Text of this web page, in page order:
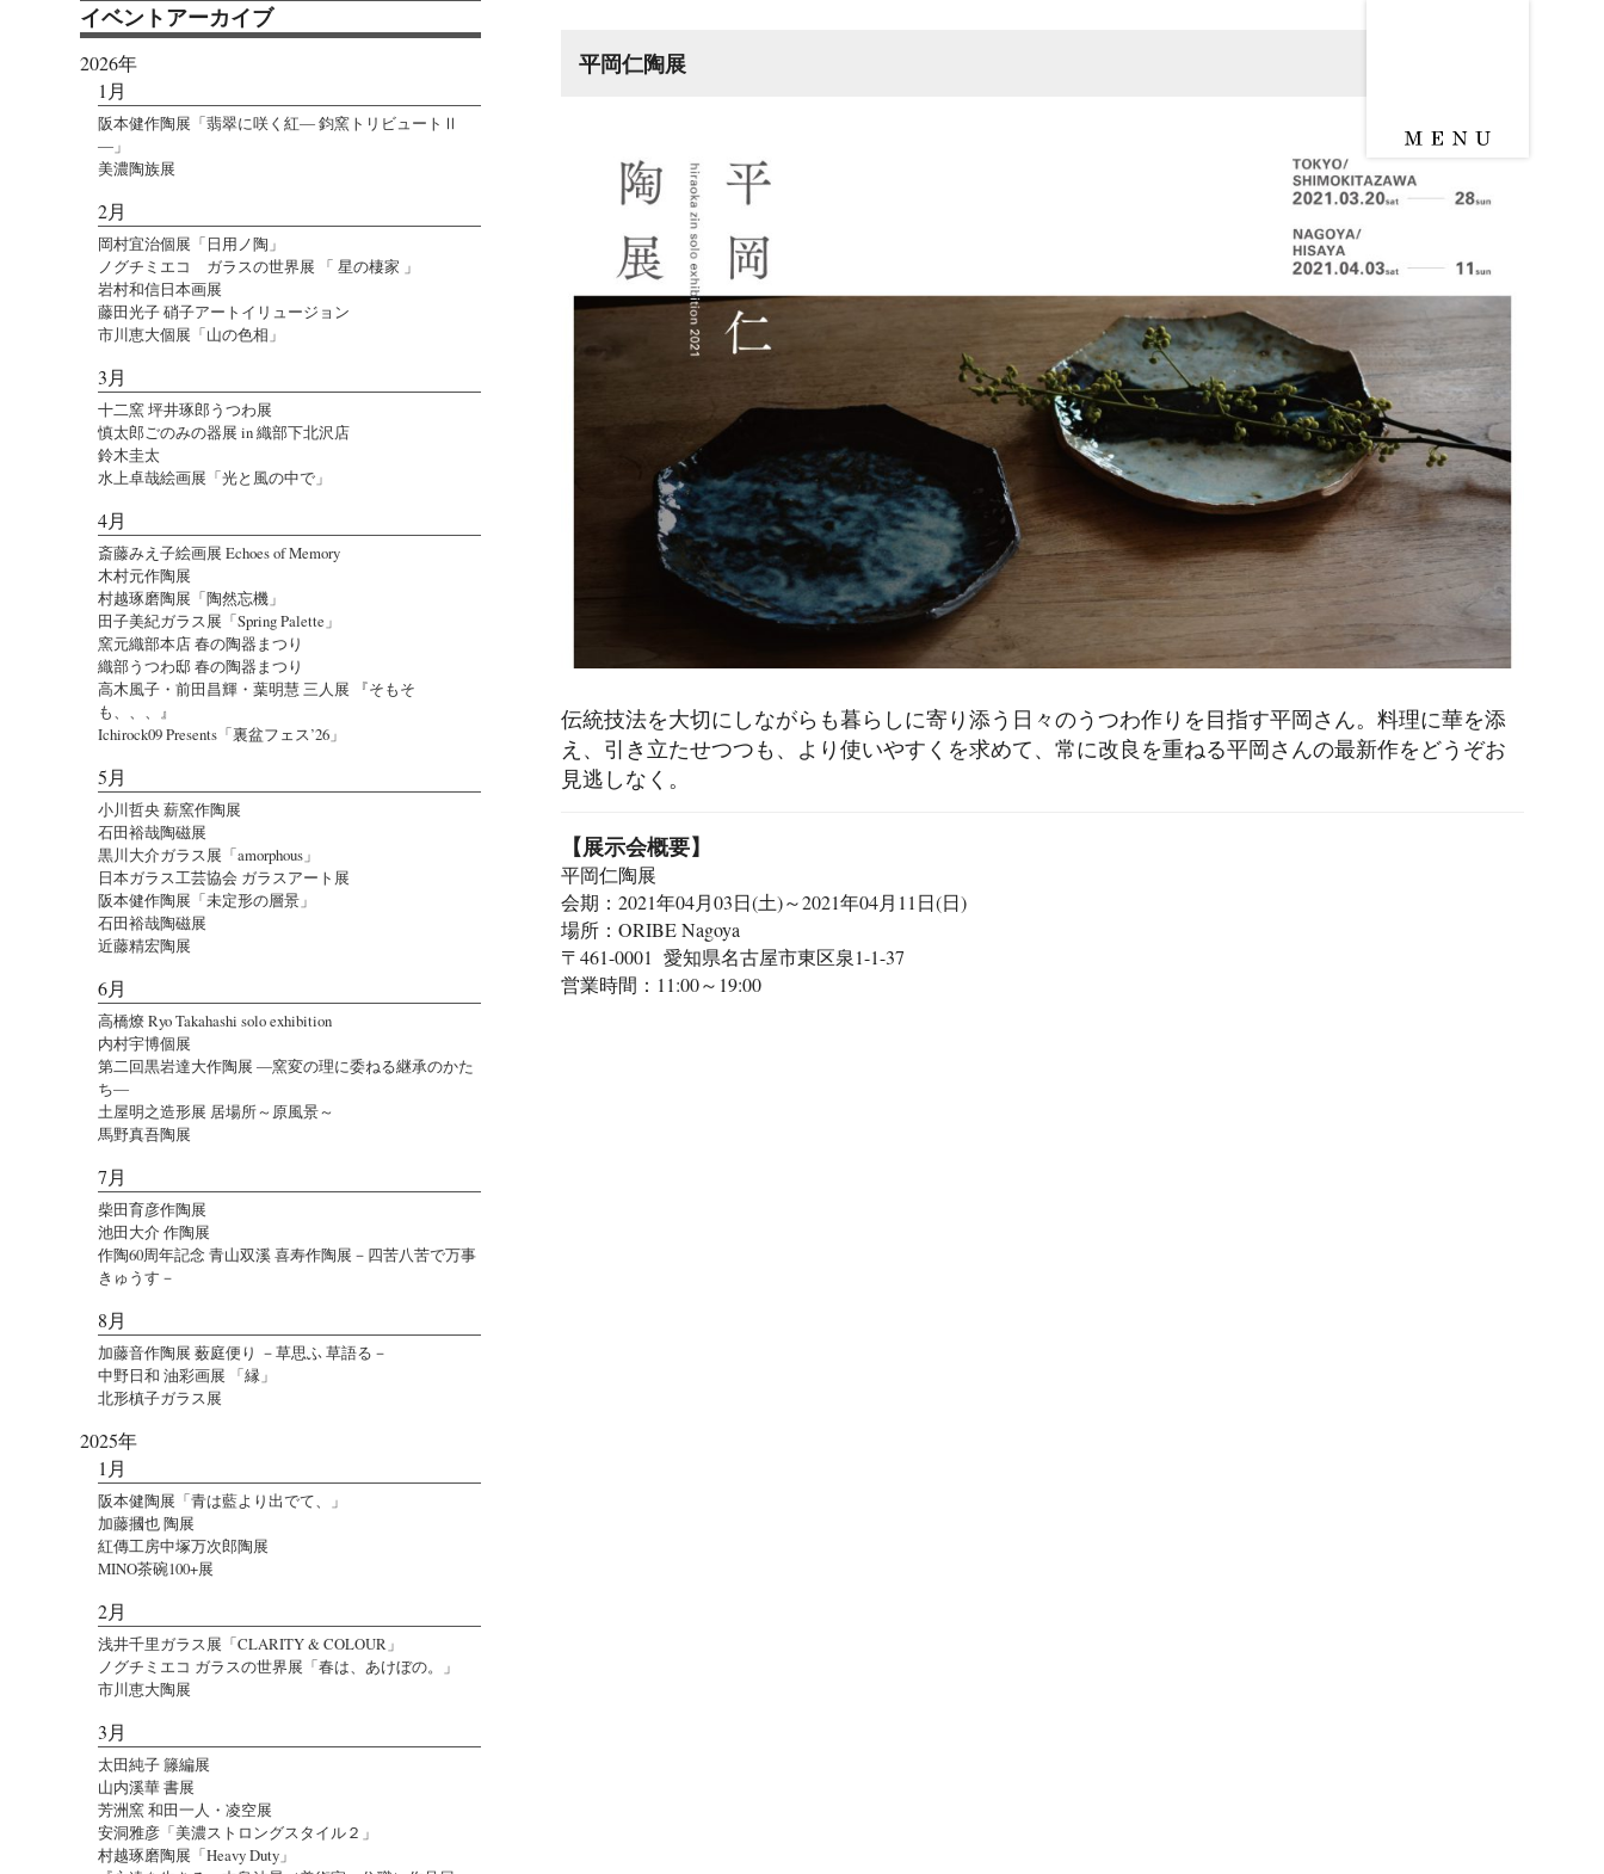
平岡仁陶展
伝統技法を大切にしながらも暮らしに寄り添う日々のうつわ作りを目指す平岡さん。料理に華を添
え、引き立たせつつも、より使いやすくを求めて、常に改良を重ねる平岡さんの最新作をどうぞお
見逃しなく。
【展示会概要】
平岡仁陶展
会期：2021年04月03日(土)～2021年04月11日(日)
場所：ORIBE Nagoya
〒461-0001 愛知県名古屋市東区泉1-1-37
営業時間：11:00～19:00
イベントアーカイブ
2026年
1月
阪本健作陶展「翡翠に咲く紅― 鈞窯トリビュートⅡ
―」
美濃陶族展
2月
岡村宜治個展「日用ノ陶」
ノグチミエコ ガラスの世界展 「 星の棲家 」
岩村和信日本画展
藤田光子 硝子アートイリュージョン
市川恵大個展「山の色相」
3月
十二窯 坪井琢郎うつわ展
慎太郎ごのみの器展 in 織部下北沢店
鈴木圭太
水上卓哉絵画展「光と風の中で」
4月
斎藤みえ子絵画展 Echoes of Memory
木村元作陶展
村越琢磨陶展「陶然忘機」
田子美紀ガラス展「Spring Palette」
窯元織部本店 春の陶器まつり
織部うつわ邸 春の陶器まつり
高木風子・前田昌輝・葉明慧 三人展 『そもそ
も、、、』
Ichirock09 Presents「裏盆フェス’26」
5月
小川哲央 薪窯作陶展
石田裕哉陶磁展
黒川大介ガラス展「amorphous」
日本ガラス工芸協会 ガラスアート展
阪本健作陶展「未定形の層景」
石田裕哉陶磁展
近藤精宏陶展
6月
高橋燎 Ryo Takahashi solo exhibition
内村宇博個展
第二回黒岩達大作陶展 ―窯変の理に委ねる継承のかた
ち―
土屋明之造形展 居場所～原風景～
馬野真吾陶展
7月
柴田育彦作陶展
池田大介 作陶展
作陶60周年記念 青山双溪 喜寿作陶展－四苦八苦で万事
きゅうす－
8月
加藤音作陶展 薮庭便り －草思ふ 草語る－
中野日和 油彩画展 「縁」
北形槙子ガラス展
2025年
1月
阪本健陶展「青は藍より出でて、」
加藤摑也 陶展
紅傳工房中塚万次郎陶展
MINO茶碗100+展
2月
浅井千里ガラス展「CLARITY & COLOUR」
ノグチミエコ ガラスの世界展「春は、あけぼの。」
市川恵大陶展
3月
太田純子 籐編展
山内溪華 書展
芳洲窯 和田一人・凌空展
安洞雅彦「美濃ストロングスタイル２」
村越琢磨陶展「Heavy Duty」